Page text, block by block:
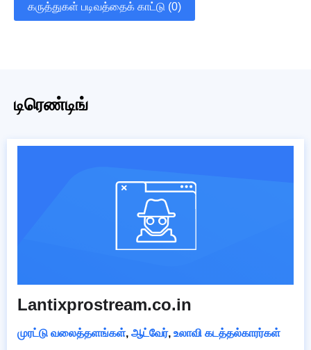
கருத்துகள் படிவத்தைக் காட்டு (0)
டிரெண்டிங்
Lantixprostream.co.in
முரட்டு வலைத்தளங்கள், ஆட்வேர், உலாவி கடத்தல்காரர்கள்